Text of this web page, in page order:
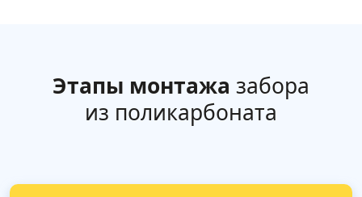
Этапы монтажа забора
из поликарбоната